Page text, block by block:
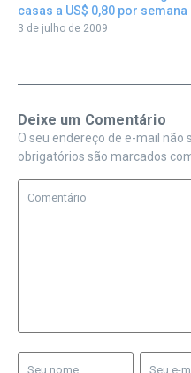
casas a US$ 0,80 por semana
3 de julho de 2009
Deixe um Comentário
O seu endereço de e-mail não
obrigatórios são marcados